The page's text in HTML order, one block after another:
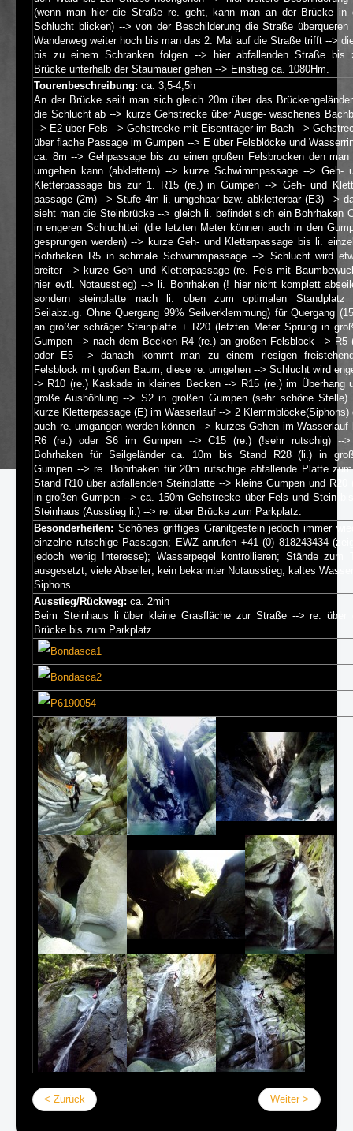
(wenn man hier die Straße re. geht, kann man an der Brücke in
Schlucht blicken) --> von der Beschilderung die Straße überqueren
Wanderweg weiter hoch bis man das 2. Mal auf die Straße trifft -->
bis zu einem Schranken folgen --> hier abfallenden Straße bis
Brücke unterhalb der Staumauer gehen --> Einstieg ca. 1080Hm.
Tourenbeschreibung: ca. 3,5-4,5h
An der Brücke seilt man sich gleich 20m über das
die Schlucht ab --> kurze Gehstrecke über Ausge- waschenes
--> E2 über Fels --> Gehstrecke mit Eisenträger im Bach -->
über flache Passage im Gumpen --> E über Felsblöcke und
ca. 8m --> Gehpassage bis zu einen großen Felsbrocken den man
umgehen kann (abklettern) --> kurze Schwimmpassage --> Geh-
Kletterpassage bis zur 1. R15 (re.) in Gumpen --> Geh- und
passage (2m) --> Stufe 4m li. umgehbar bzw. abkletterbar (E3) -->
sieht man die Steinbrücke --> gleich li. befindet sich ein Bohrhaken
in engeren Schluchtteil (die letzten Meter können auch in den
gesprungen werden) --> kurze Geh- und Kletterpassage bis li.
Bohrhaken R5 in schmale Schwimmpassage --> Schlucht wird
breiter --> kurze Geh- und Kletterpassage (re. Fels mit
hier evtl. Notausstieg) --> li. Bohrhaken (! hier nicht komplett
sondern steinplatte nach li. oben zum optimalen Standplatz
Seilabzug. Ohne Quergang 99% Seilverklemmung) für Quergang
an großer schräger Steinplatte + R20 (letzten Meter Sprung in
Gumpen --> nach dem Becken R4 (re.) an großen Felsblock --> R5
oder E5 --> danach kommt man zu einem riesigen
Felsblock mit großen Baum, diese re. umgehen --> Schlucht wird
-> R10 (re.) Kaskade in kleines Becken --> R15 (re.) im Überhang
große Aushöhlung --> S2 in großen Gumpen (sehr schöne Stelle)
kurze Kletterpassage (E) im Wasserlauf --> 2 Klemmblöcke(Siphons)
auch re. umgangen werden können --> kurzes Gehen im Wasserlauf
R6 (re.) oder S6 im Gumpen --> C15 (re.) (!sehr rutschig) --
Bohrhaken für Seilgeländer ca. 10m bis Stand R28 (li.) in
Gumpen --> re. Bohrhaken für 20m rutschige abfallende Platte
Stand R10 über abfallenden Steinplatte --> kleine Gumpen und R20
in großen Gumpen --> ca. 150m Gehstrecke über Fels und Stein
Steinhaus (Ausstieg li.) --> re. über Brücke zum Parkplatz.
Besonderheiten: Schönes griffiges Granitgestein jedoch immer
einzelne rutschige Passagen; EWZ anrufen +41 (0) 818243434
jedoch wenig Interesse); Wasserpegel kontrollieren; Stände zum
ausgesetzt; viele Abseiler; kein bekannter Notausstieg; kaltes
Siphons.
Ausstieg/Rückweg: ca. 2min
Beim Steinhaus li über kleine Grasfläche zur Straße --> re. über
Brücke bis zum Parkplatz.
< Zurück Weiter >